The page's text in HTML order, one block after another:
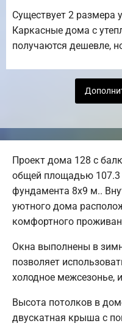
Существует 2 размера
Каркасные дома с
получаются дешевле,
Проект дома 128 с
общей площадью
фундамента 8х9 м..
уютного дома
комфортного
Окна выполнены в
позволяет
холодное межсезонье,
Высота потолков в
двускатная крыша с